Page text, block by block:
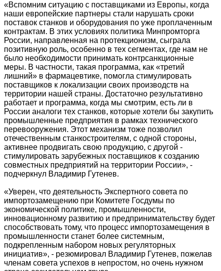
«Вспомним ситуацию с поставщиками из Европы, когда
наши европейские партнеры стали нарушать сроки
поставок станков и оборудования по уже проплаченным
контрактам. В этих условиях политика Минпромторга
России, направленная на протекционизм, сыграла
позитивную роль, особенно в тех сегментах, где нам не
было необходимости принимать контрсанкционные
меры. В частности, такая программа, как «третий
лишний» в фармацевтике, помогла стимулировать
поставщиков к локализации своих производств на
территории нашей страны. Достаточно результативно
работает и программа, когда мы смотрим, есть ли в
России аналоги тех станков, которые хотели бы закупить
промышленные предприятия в рамках технического
перевооружения. Этот механизм тоже позволил
отечественным станкостроителям, с одной стороны,
активнее продвигать свою продукцию, с другой -
стимулировать зарубежных поставщиков к созданию
совместных предприятий на территории России», -
подчеркнул Владимир Гутенев.
«Уверен, что деятельность Экспертного совета по
импортозамещению при Комитете Госдумы по
экономической политике, промышленности,
инновационному развитию и предпринимательству будет
способствовать тому, что процесс импортозамещения в
промышленности станет более системным,
подкрепленным набором новых регуляторных
инициатив», - резюмировал Владимир Гутенев, пожелав
членам совета успехов в непростом, но очень нужном